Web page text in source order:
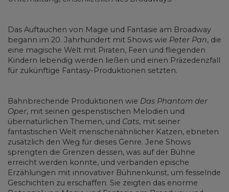
Das Auftauchen von Magie und Fantasie am Broadway
begann im 20. Jahrhundert mit Shows wie Peter Pan, die
eine magische Welt mit Piraten, Feen und fliegenden
Kindern lebendig werden ließen und einen Präzedenzfall
für zukünftige Fantasy-Produktionen setzten.
Bahnbrechende Produktionen wie Das Phantom der
Oper, mit seinen gespenstischen Melodien und
übernatürlichen Themen, und Cats, mit seiner
fantastischen Welt menschenähnlicher Katzen, ebneten
zusätzlich den Weg für dieses Genre. Jene Shows
sprengten die Grenzen dessen, was auf der Bühne
erreicht werden konnte, und verbanden epische
Erzählungen mit innovativer Bühnenkunst, um fesselnde
Geschichten zu erschaffen. Sie zeigten das enorme